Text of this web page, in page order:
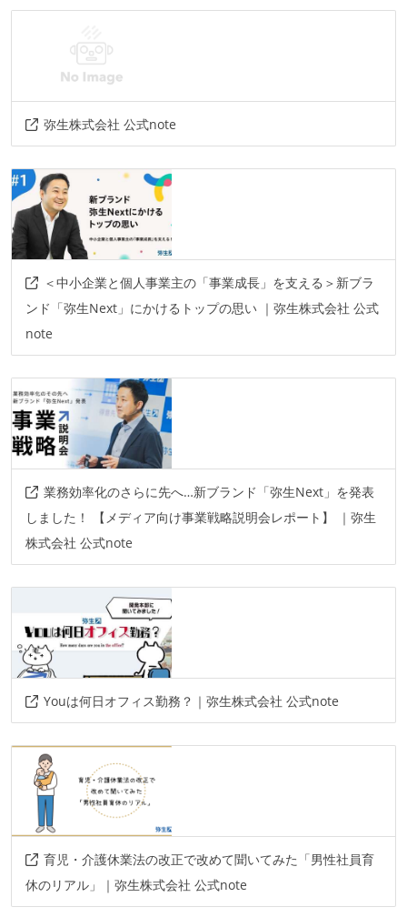
弥生株式会社 公式note
＜中小企業と個人事業主の「事業成長」を支える＞新ブラ
ンド「弥生Next」にかけるトップの思い ｜弥生株式会社 公式
note
業務効率化のさらに先へ…新ブランド「弥生Next」を発表
しました！ 【メディア向け事業戦略説明会レポート】 ｜弥生
株式会社 公式note
Youは何日オフィス勤務？｜弥生株式会社 公式note
育児・介護休業法の改正で改めて聞いてみた「男性社員育
休のリアル」｜弥生株式会社 公式note